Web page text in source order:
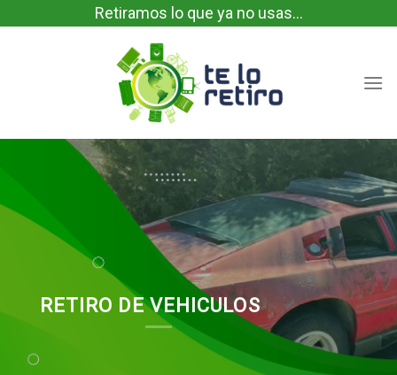
to
Retiramos lo que ya no usas...
RETIRO DEVEHICULOS